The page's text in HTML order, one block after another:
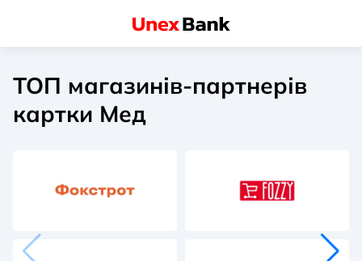
ТОП магазинів-партнерів
картки Мед